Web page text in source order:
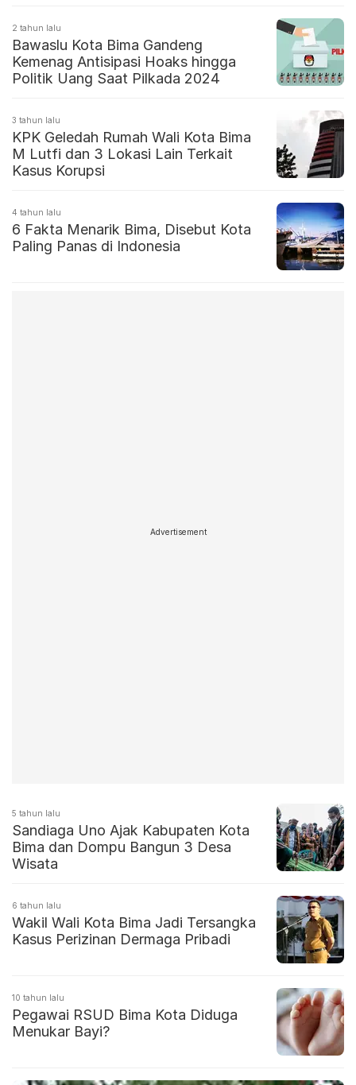
2 tahun lalu
Bawaslu Kota Bima Gandeng
Kemenag Antisipasi Hoaks hingga
Politik Uang Saat Pilkada 2024
3 tahun lalu
KPK Geledah Rumah Wali Kota Bima
M Lutfi dan 3 Lokasi Lain Terkait
Kasus Korupsi
4 tahun lalu
6 Fakta Menarik Bima, Disebut Kota
Paling Panas di Indonesia
Advertisement
5 tahun lalu
Sandiaga Uno Ajak Kabupaten Kota
Bima dan Dompu Bangun 3 Desa
Wisata
6 tahun lalu
Wakil Wali Kota Bima Jadi Tersangka
Kasus Perizinan Dermaga Pribadi
10 tahun lalu
Pegawai RSUD Bima Kota Diduga
Menukar Bayi?